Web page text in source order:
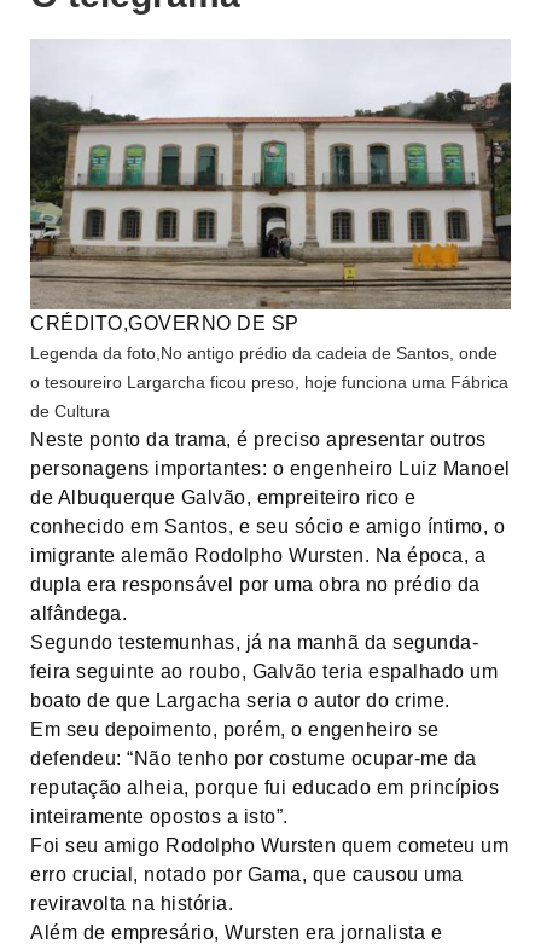
CRÉDITO,GOVERNO DE SP
Legenda da foto, No antigo prédio da cadeia de Santos, onde
o tesoureiro Largarcha ficou preso, hoje funciona uma Fábrica
de Cultura
Neste ponto da trama, é preciso apresentar outros
personagens importantes: o engenheiro Luiz Manoel
de Albuquerque Galvão, empreiteiro rico e
conhecido em Santos, e seu sócio e amigo íntimo, o
imigrante alemão Rodolpho Wursten. Na época, a
dupla era responsável por uma obra no prédio da
alfândega.
Segundo testemunhas, já na manhã da segunda-
feira seguinte ao roubo, Galvão teria espalhado um
boato de que Largacha seria o autor do crime.
Em seu depoimento, porém, o engenheiro se
defendeu: “Não tenho por costume ocupar-me da
reputação alheia, porque fui educado em princípios
inteiramente opostos a isto”.
Foi seu amigo Rodolpho Wursten quem cometeu um
erro crucial, notado por Gama, que causou uma
reviravolta na história.
Além de empresário, Wursten era jornalista e